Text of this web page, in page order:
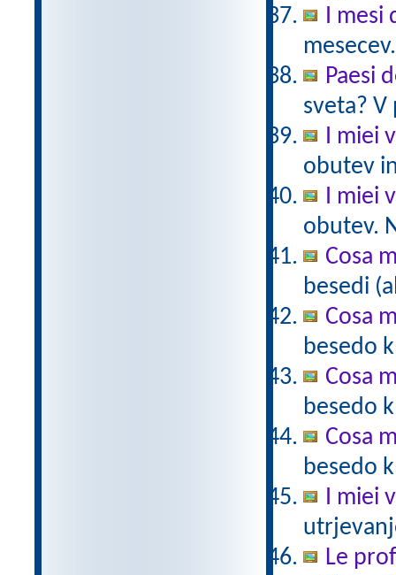
I mesi
mesecev.
Paesi
sveta?
I miei
obutev
I miei
obutev.
Cosa
besedi
Cosa
besedo
Cosa
besedo
Cosa
besedo
I miei
Le